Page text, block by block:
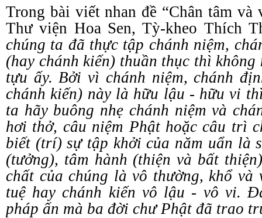
Trong bài viết nhan đề “Chân tâm và
Thưviện Hoa Sen, Tỳ-kheo Thích
chúng ta đã thực tập chánh niệm,
(hay chánh kiến) thuần thục thì
tựu ấy. Bởi vì chánh niệm, chánh
chánh kiến) này là hữu lậu - hữu vi
ta hãy buông nhẹ chánh niệm và
hơi thở, câu niệm Phật hoặc câu trì
biết (trí) sự tập khởi của năm uẩn là
(tưởng), tâm hành (thiện và bất
chất của chúng là vô thường, khổ
tuệ hay chánh kiến vô lậu - vô vi.
pháp ấn mà ba đời chư Phật đã trao